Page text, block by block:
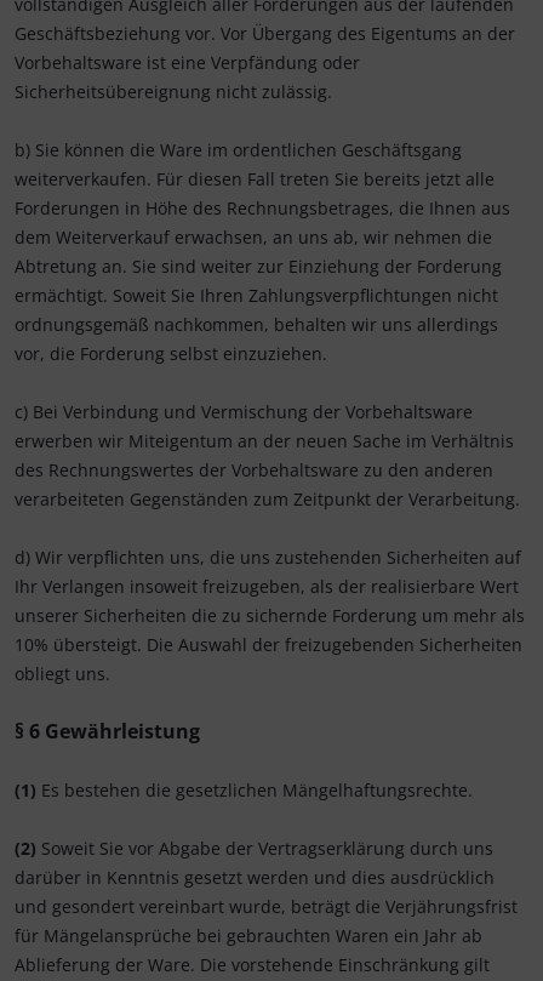
vollständigen Ausgleich aller Forderungen aus der laufenden
Geschäftsbeziehung vor. Vor Übergang des Eigentums an der
Vorbehaltsware ist eine Verpfändung oder
Sicherheitsübereignung nicht zulässig.
b) Sie können die Ware im ordentlichen Geschäftsgang
weiterverkaufen. Für diesen Fall treten Sie bereits jetzt alle
Forderungen in Höhe des Rechnungsbetrages, die Ihnen aus
dem Weiterverkauf erwachsen, an uns ab, wir nehmen die
Abtretung an. Sie sind weiter zur Einziehung der Forderung
ermächtigt. Soweit Sie Ihren Zahlungsverpflichtungen nicht
ordnungsgemäß nachkommen, behalten wir uns allerdings
vor, die Forderung selbst einzuziehen.
c) Bei Verbindung und Vermischung der Vorbehaltsware
erwerben wir Miteigentum an der neuen Sache im Verhältnis
des Rechnungswertes der Vorbehaltsware zu den anderen
verarbeiteten Gegenständen zum Zeitpunkt der Verarbeitung.
d) Wir verpflichten uns, die uns zustehenden Sicherheiten auf
Ihr Verlangen insoweit freizugeben, als der realisierbare Wert
unserer Sicherheiten die zu sichernde Forderung um mehr als
10% übersteigt. Die Auswahl der freizugebenden Sicherheiten
obliegt uns.
§ 6 Gewährleistung
(1) Es bestehen die gesetzlichen Mängelhaftungsrechte.
(2) Soweit Sie vor Abgabe der Vertragserklärung durch uns
darüber in Kenntnis gesetzt werden und dies ausdrücklich
und gesondert vereinbart wurde, beträgt die Verjährungsfrist
für Mängelansprüche bei gebrauchten Waren ein Jahr ab
Ablieferung der Ware. Die vorstehende Einschränkung gilt